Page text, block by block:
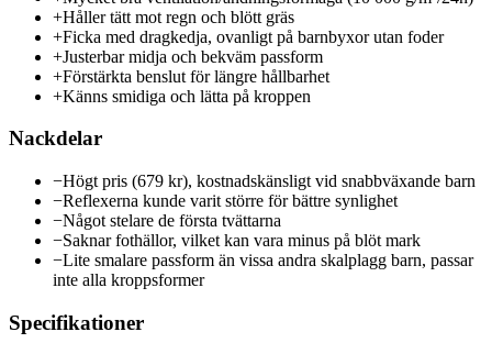
+Håller tätt mot regn och blött gräs
+Ficka med dragkedja, ovanligt på barnbyxor utan foder
+Justerbar midja och bekväm passform
+Förstärkta benslut för längre hållbarhet
+Känns smidiga och lätta på kroppen
Nackdelar
−Högt pris (679 kr), kostnadskänsligt vid snabbväxande barn
−Reflexerna kunde varit större för bättre synlighet
−Något stelare de första tvättarna
−Saknar fothällor, vilket kan vara minus på blöt mark
−Lite smalare passform än vissa andra skalplagg barn, passar
inte alla kroppsformer
Specifikationer